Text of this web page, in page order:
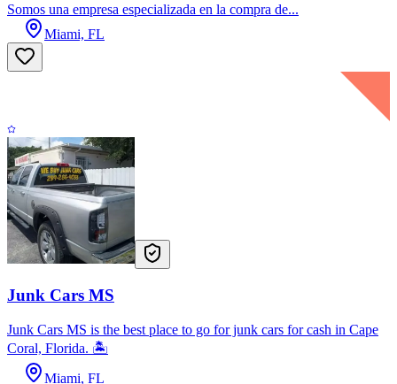
Somos una empresa especializada en la compra de...
Miami, FL
Junk Cars MS
Junk Cars MS is the best place to go for junk cars for cash in Cape
Coral, Florida. 🏝️
Miami, FL